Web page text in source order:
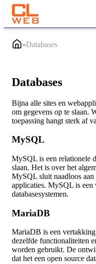
»Databases
Databases
Bijna alle sites en
om gegevens op te slaan.
toepassing hangt sterk af
MySQL
MySQL is een relationele
slaan. Het is over het
MySQL sluit naadloos
applicaties. MySQL is een
databasesystemen.
MariaDB
MariaDB is een
dezelfde functionaliteiten
worden gebruikt. De
dat het een open source